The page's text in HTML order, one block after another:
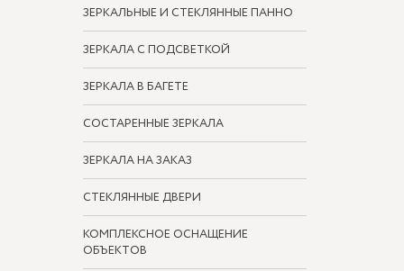
ЗЕРКАЛЬНЫЕ И СТЕКЛЯННЫЕ ПАННО
ЗЕРКАЛА С ПОДСВЕТКОЙ
ЗЕРКАЛА В БАГЕТЕ
СОСТАРЕННЫЕ ЗЕРКАЛА
ЗЕРКАЛА НА ЗАКАЗ
СТЕКЛЯННЫЕ ДВЕРИ
КОМПЛЕКСНОЕ ОСНАЩЕНИЕ
ОБЪЕКТОВ